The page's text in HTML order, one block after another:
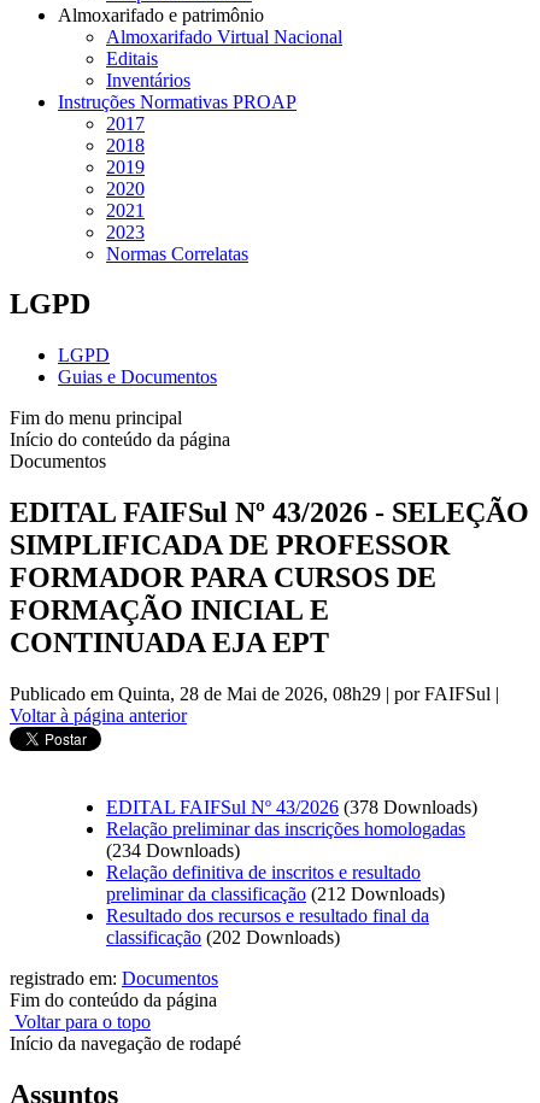
Almoxarifado e patrimônio
Almoxarifado Virtual Nacional
Editais
Inventários
Instruções Normativas PROAP
2017
2018
2019
2020
2021
2023
Normas Correlatas
LGPD
LGPD
Guias e Documentos
Fim do menu principal
Início do conteúdo da página
Documentos
EDITAL FAIFSul Nº 43/2026 - SELEÇÃO
SIMPLIFICADA DE PROFESSOR
FORMADOR PARA CURSOS DE
FORMAÇÃO INICIAL E
CONTINUADA EJA EPT
Publicado em Quinta, 28 de Mai de 2026, 08h29 | por FAIFSul |
Voltar à página anterior
EDITAL FAIFSul Nº 43/2026 (378 Downloads)
Relação preliminar das inscrições homologadas
(234 Downloads)
Relação definitiva de inscritos e resultado
preliminar da classificação (212 Downloads)
Resultado dos recursos e resultado final da
classificação (202 Downloads)
registrado em: Documentos
Fim do conteúdo da página
Voltar para o topo
Início da navegação de rodapé
Assuntos